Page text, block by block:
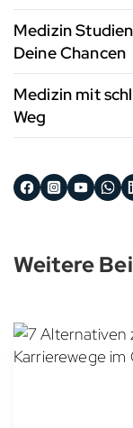
Medizin
Deine Chancen
Medizin mit
Weg
Weitere